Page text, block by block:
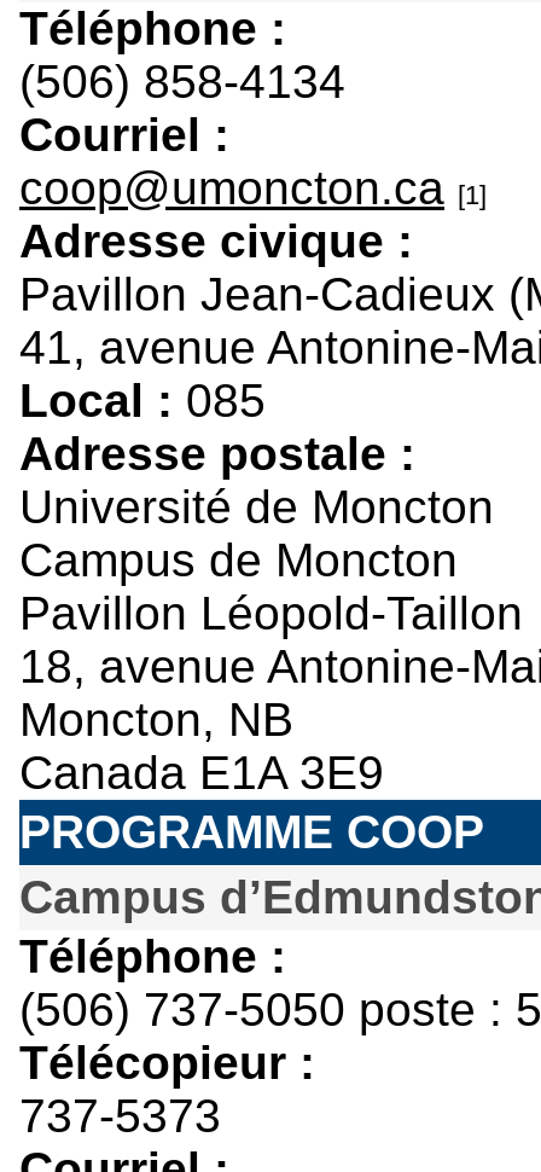
Téléphone :
(506) 858-4134
Courriel :
coop@umoncton.ca [1]
Adresse civique :
Pavillon Jean-Cadieux
41, avenue Antonine-
Local : 085
Adresse postale :
Université de Moncton
Campus de Moncton
Pavillon Léopold-Taillon
18, avenue Antonine-
Moncton, NB
Canada E1A 3E9
PROGRAMME COOP
Campus
Téléphone :
(506) 737-5050 poste :
Télécopieur :
737-5373